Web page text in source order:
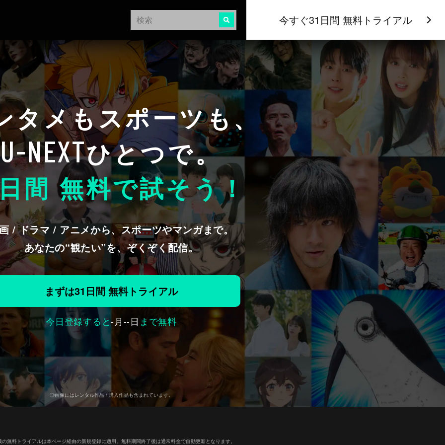
今すぐ31日間 無料トライアル
タメもスポーツも、
U-NEXTひとつで。
間 無料で試そう！
/ ドラマ / アニメから、スポーツやマンガまで。
あなたの“観たい”を、ぞくぞく配信。
まずは31日間 無料トライアル
今日登録すると-月--日 まで無料
◎画像にはレンタル作品 / 購入作品も含まれています。
無料トライアルは本ページ経由の新規登録に適用。無料期間終了後は通常料金で自動更新となります。